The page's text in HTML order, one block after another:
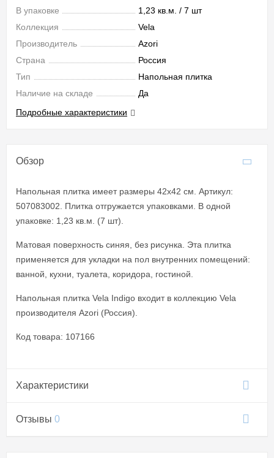
В упаковке
1,23 кв.м. / 7 шт
Коллекция
Vela
Производитель
Azori
Страна
Россия
Тип
Напольная плитка
Наличие на складе
Да
Подробные характеристики
Обзор
Напольная плитка имеет размеры 42x42 см. Артикул:
507083002. Плитка отгружается упаковками. В одной
упаковке: 1,23 кв.м. (7 шт).
Матовая поверхность синяя, без рисунка. Эта плитка
применяется для укладки на пол внутренних помещений:
ванной, кухни, туалета, коридора, гостиной.
Напольная плитка Vela Indigo входит в коллекцию Vela
производителя Azori (Россия).
Код товара: 107166
Характеристики
Отзывы 0